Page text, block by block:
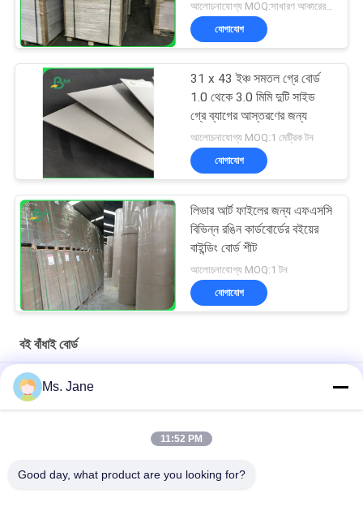
যোগাযোগ
31 x 43 ইঞ্চ সমতল গ্রে বোর্ড
1.0 থেকে 3.0 মিমি দুটি সাইড
গ্রে ব্যাগের আস্তরণের জন্য
আলোচনাযোগ্য MOQ:1 মেট্রিক টন
যোগাযোগ
লিভার আর্ট ফাইলের জন্য এফএসসি
বিভিন্ন রঙিন কার্ডবোর্ডের বইয়ের
বাইন্ডিং বোর্ড শীট
আলোচনাযোগ্য MOQ:1 টন
যোগাযোগ
বই বাঁধাই বোর্ড
0.8mm 550gsm ব্যাকিং বোর্ড সাদা একপাশে আর্ট প্রিন্ট 8x10 ইঞ্চি 11x14 ইঞ্চি
1 মিমি 2 মিমি ডাবল সাইডেড লেপ সলিড বোর্ড ফর মার্কেটস পোস্টার বোর্ড 71 x 96 সেমি
55lb Matte Surface Finish Black Cardstock For Scrapbooking
Ms. Jane
11:52 PM
Good day, what product are you looking for?